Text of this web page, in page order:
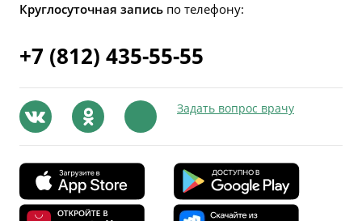
Круглосуточная запись по телефону:
+7 (812) 435-55-55
Задать вопрос врачу